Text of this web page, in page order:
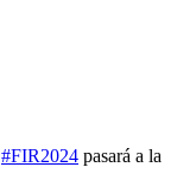
#FIR2024 pasará a la